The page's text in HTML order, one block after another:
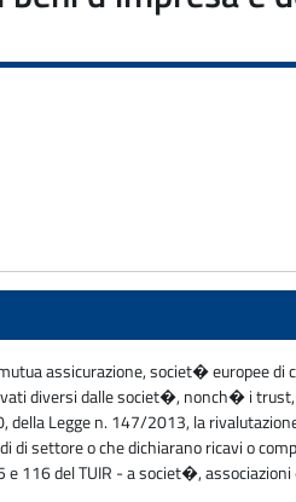
assicurazione, societ� europee
diversi dalle societ�, nonch� i
Legge n. 147/2013, la
settore o che dichiarano ricavi o
116 del TUIR - a societ�,